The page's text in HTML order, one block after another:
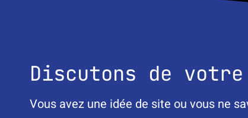
Discutons de
Vous avez une idée de site ou vous ne